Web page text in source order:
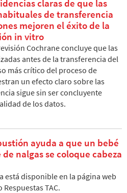
claras de que las
de transferencia
mejoren el éxito de la
in vitro
Cochrane concluye que las
antes de la transferencia del
más crítico del proceso de
un efecto claro sobre las
sigue sin ser concluyente
de los datos.
ayuda a que un bebé
nalgas se coloque cabeza
está disponible en la página web
TAC.